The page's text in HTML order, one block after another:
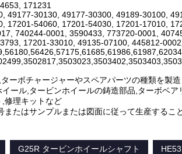
171231
49177-30130, 49177-30300, 49189-30100,
17201-54060, 17201-54030, 17201-17010,
740244-0001, 3590433, 773720-0001,
17201-33010, 49135-07100, 445812-
ーボチャージャーやスペアパーツの種類を製
ール,タービンホイールの鋳造部品,ターボベ
修理キットなど
またはサンプルまたは図面に従って生産するこ
G25R タービンホイールシャフト